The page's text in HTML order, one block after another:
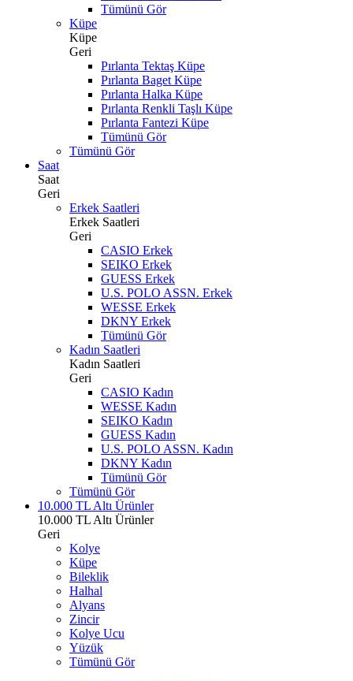
Tümünü Gör
Küpe
Küpe
Geri
Pırlanta Tektaş Küpe
Pırlanta Baget Küpe
Pırlanta Halka Küpe
Pırlanta Renkli Taşlı Küpe
Pırlanta Fantezi Küpe
Tümünü Gör
Tümünü Gör
Saat
Saat
Geri
Erkek Saatleri
Erkek Saatleri
Geri
CASIO Erkek
SEIKO Erkek
GUESS Erkek
U.S. POLO ASSN. Erkek
WESSE Erkek
DKNY Erkek
Tümünü Gör
Kadın Saatleri
Kadın Saatleri
Geri
CASIO Kadın
WESSE Kadın
SEIKO Kadın
GUESS Kadın
U.S. POLO ASSN. Kadın
DKNY Kadın
Tümünü Gör
Tümünü Gör
10.000 TL Altı Ürünler
10.000 TL Altı Ürünler
Geri
Kolye
Küpe
Bileklik
Halhal
Alyans
Zincir
Kolye Ucu
Yüzük
Tümünü Gör